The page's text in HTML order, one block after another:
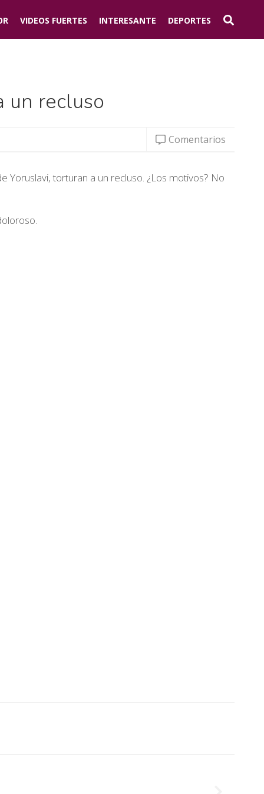
VIDEOS FUERTES INTERESANTE DEPORTES
un recluso
Comentarios
torturan a un recluso. ¿Los motivos? No